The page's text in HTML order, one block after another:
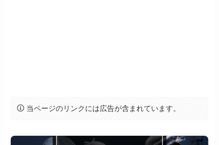
当ページのリンクには広告が含まれています。